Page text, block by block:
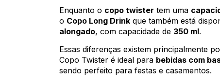
Enquanto o copo twister tem uma
o Copo Long Drink que também está
alongado, com capacidade de 350 ml.
Essas diferenças existem principalmente
Copo Twister é ideal para bebidas com
sendo perfeito para festas e casamentos.